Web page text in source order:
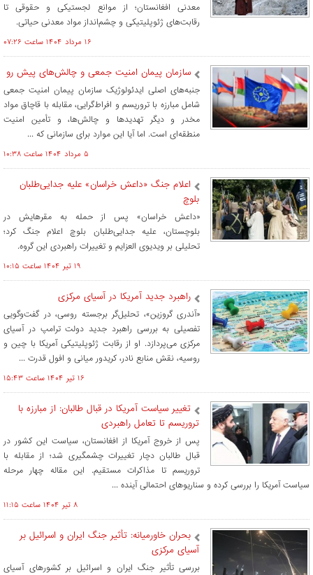
معدنی افغانستان؛ از موانع لجستیکی و حقوقی تا
رقابت‌های ژئوپلیتیکی و چشم‌انداز مواد معدنی حیاتی.
۱۶ مرداد ۱۴۰۴ ساعت ۰۷:۲۶
​سازمان پیمان امنیت جمعی و چالش‌های پیش رو
جنبه‌های اصلی ایدئولوژیک سازمان پیمان امنیت جمعی
شامل مبارزه با تروریسم و افراط‌گرایی، مقابله با قاچاق مواد
مخدر و دیگر تهدیدها و چالش‌ها، و تأمین امنیت
منطقه‌ای است. اما آیا این موارد برای سازمانی که ...
۵ مرداد ۱۴۰۴ ساعت ۱۰:۳۸
اعلام جنگ «داعش خراسان» علیه جدایی‌طلبان
بلوچ
«داعش خراسان» پس از حمله به مقرهایش در
بلوچستان، علیه جدایی‌طلبان بلوچ اعلام جنگ کرد؛
تحلیلی بر ویدیوی العزایم و تغییرات راهبردی این گروه.
۱۹ تير ۱۴۰۴ ساعت ۱۰:۱۵
راهبرد جدید آمریکا در آسیای مرکزی
«آندری گروزین»، تحلیل‌گر برجسته روسی، در گفت‌وگویی
تفصیلی به بررسی راهبرد جدید دولت ترامپ در آسیای
مرکزی می‌پردازد. او از رقابت ژئوپلیتیکی آمریکا با چین و
روسیه، نقش منابع نادر، کریدور میانی و افول قدرت ...
۱۶ تير ۱۴۰۴ ساعت ۱۵:۴۳
تغییر سیاست آمریکا در قبال طالبان: از مبارزه با
تروریسم تا تعامل راهبردی
پس از خروج آمریکا از افغانستان، سیاست این کشور در
قبال طالبان دچار تغییرات چشمگیری شد؛ از مقابله با
تروریسم تا مذاکرات مستقیم. این مقاله چهار مرحله‌
سیاست آمریکا را بررسی کرده و سناریوهای احتمالی آینده ...
۸ تير ۱۴۰۴ ساعت ۱۱:۱۵
بحران خاورمیانه: تأثیر جنگ ایران و اسرائیل بر
آسیای مرکزی
بررسی تأثیر جنگ ایران و اسرائیل بر کشورهای آسیای